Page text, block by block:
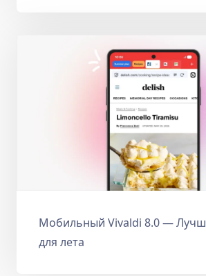
Мобильный Vivaldi 8.0 —
для лета